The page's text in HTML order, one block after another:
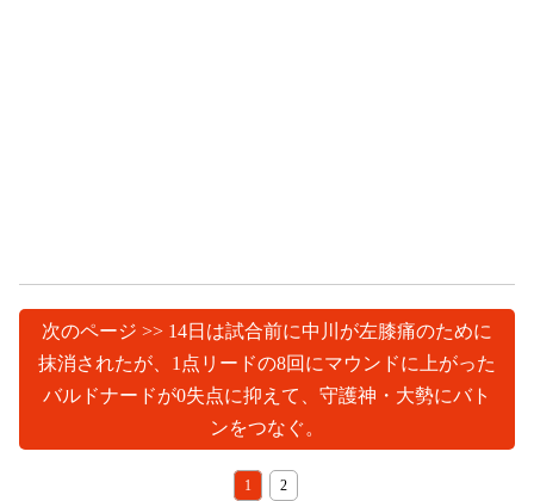
次のページ >> 14日は試合前に中川が左膝痛のために
抹消されたが、1点リードの8回にマウンドに上がった
バルドナードが0失点に抑えて、守護神・大勢にバト
ンをつなぐ。
1 2